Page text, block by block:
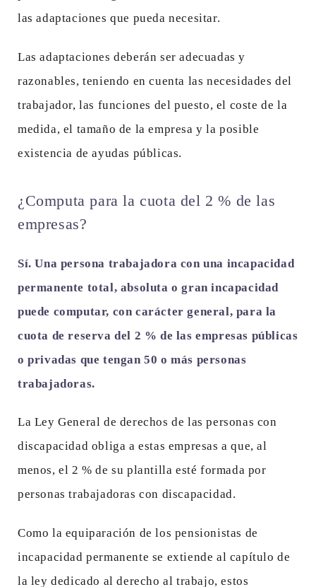
las adaptaciones que pueda necesitar.
Las adaptaciones deberán ser adecuadas y
razonables, teniendo en cuenta las necesidades del
trabajador, las funciones del puesto, el coste de la
medida, el tamaño de la empresa y la posible
existencia de ayudas públicas.
¿Computa para la cuota del 2 % de las
empresas?
Sí. Una persona trabajadora con una incapacidad
permanente total, absoluta o gran incapacidad
puede computar, con carácter general, para la
cuota de reserva del 2 % de las empresas públicas
o privadas que tengan 50 o más personas
trabajadoras.
La Ley General de derechos de las personas con
discapacidad obliga a estas empresas a que, al
menos, el 2 % de su plantilla esté formada por
personas trabajadoras con discapacidad.
Como la equiparación de los pensionistas de
incapacidad permanente se extiende al capítulo de
la ley dedicado al derecho al trabajo, estos